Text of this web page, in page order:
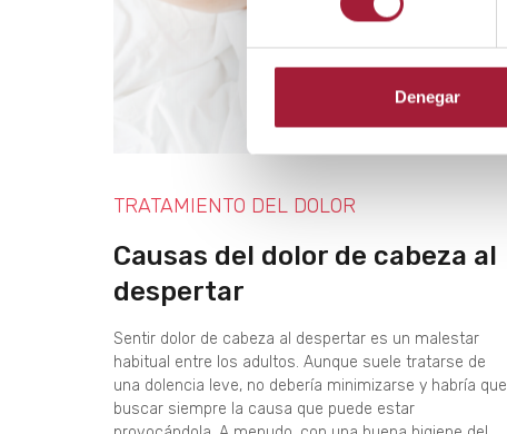
Denegar
TRATAMIENTO DEL DOLOR
Causas del dolor de cabeza al
despertar
Sentir dolor de cabeza al despertar es un malestar
habitual entre los adultos. Aunque suele tratarse de
una dolencia leve, no debería minimizarse y habría que
buscar siempre la causa que puede estar